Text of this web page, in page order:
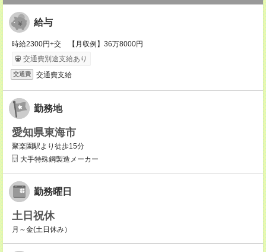
給与
時給2300円+交 【月収例】36万8000円
交通費別途支給あり
交通費 交通費支給
勤務地
愛知県東海市
聚楽園駅より徒歩15分
大手特殊鋼製造メーカー
勤務曜日
土日祝休
月～金(土日休み）